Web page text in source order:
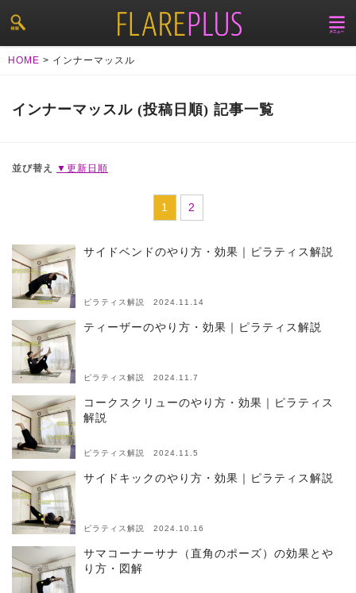
HOME > インナーマッスル
インナーマッスル (投稿日順) 記事一覧
並び替え ▼更新日順
1 2
サイドベンドのやり方・効果｜ピラティス解説
ピラティス解説 2024.11.14
ティーザーのやり方・効果｜ピラティス解説
ピラティス解説 2024.11.7
コークスクリューのやり方・効果｜ピラティス
解説
ピラティス解説 2024.11.5
サイドキックのやり方・効果｜ピラティス解説
ピラティス解説 2024.10.16
サマコーナーサナ（直角のポーズ）の効果とや
り方・図解